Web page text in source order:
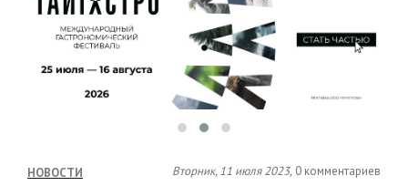
НОВОСТИ Вторник, 11 июля 2023, 0 комментариев